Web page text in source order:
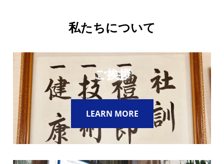
私たちについて
ご挨拶
LEARN MORE